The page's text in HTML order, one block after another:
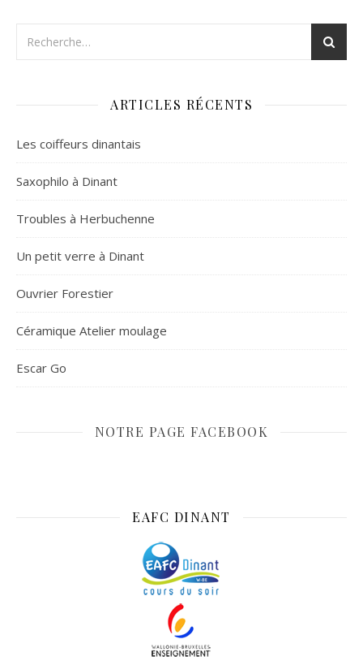
ARTICLES RÉCENTS
Les coiffeurs dinantais
Saxophilo à Dinant
Troubles à Herbuchenne
Un petit verre à Dinant
Ouvrier Forestier
Céramique Atelier moulage
Escar Go
NOTRE PAGE FACEBOOK
EAFC DINANT